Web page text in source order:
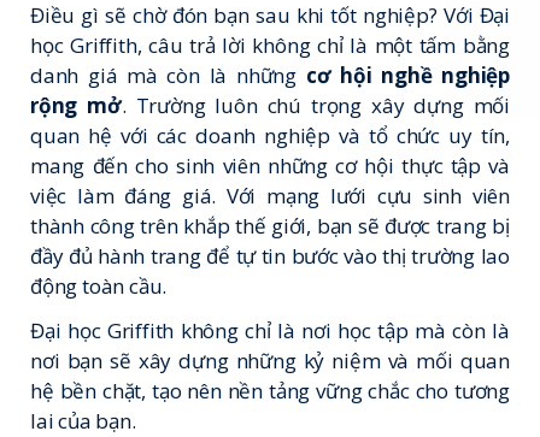
Điều gì sẽ chờ đón bạn sau khi tốt nghiệp? Với Đại
học Griffith, câu trả lời không chỉ là một tấm bằng
danh giá mà còn là những cơ hội nghề nghiệp
rộng mở. Trường luôn chú trọng xây dựng mối
quan hệ với các doanh nghiệp và tổ chức uy tín,
mang đến cho sinh viên những cơ hội thực tập và
việc làm đáng giá. Với mạng lưới cựu sinh viên
thành công trên khắp thế giới, bạn sẽ được trang bị
đầy đủ hành trang để tự tin bước vào thị trường lao
động toàn cầu.
Đại học Griffith không chỉ là nơi học tập mà còn là
nơi bạn sẽ xây dựng những kỷ niệm và mối quan
hệ bền chặt, tạo nên nền tảng vững chắc cho tương
lai của bạn.